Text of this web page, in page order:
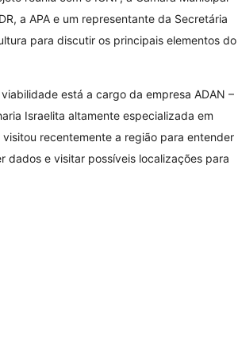
a APA e um representante da Secretária
para discutir os principais elementos do
está a cargo da empresa ADAN –
Israelita altamente especializada em
visitou recentemente a região para entender
dados e visitar possíveis localizações para